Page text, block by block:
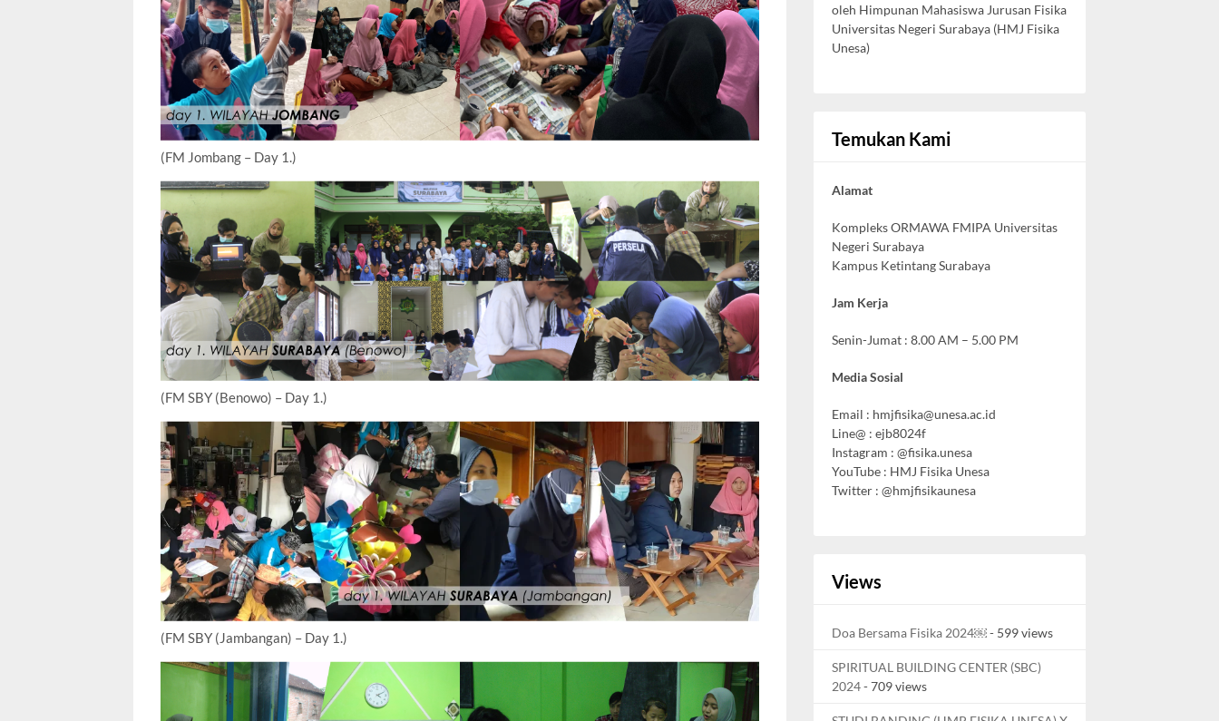
(FM Jombang – Day 1.)
(FM SBY (Benowo) – Day 1.)
(FM SBY (Jambangan) – Day 1.)
oleh Himpunan Mahasiswa Jurusan Fisika
Universitas Negeri Surabaya (HMJ Fisika
Unesa)
Temukan Kami
Alamat
Kompleks ORMAWA FMIPA Universitas
Negeri Surabaya
Kampus Ketintang Surabaya
Jam Kerja
Senin-Jumat : 8.00 AM – 5.00 PM
Media Sosial
Email : hmjfisika@unesa.ac.id
Line@ : ejb8024f
Instagram : @fisika.unesa
YouTube : HMJ Fisika Unesa
Twitter : @hmjfisikaunesa
Views
Doa Bersama Fisika 2024￼- 599 views
SPIRITUAL BUILDING CENTER (SBC)
2024- 709 views